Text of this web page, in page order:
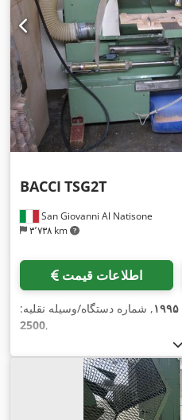
San Giovanni Al Natisone
۳٬۷۳۸ km
BACCI TSG2T
اطلاعات قیمت
۱۹۹۵, شماره دستگاه/وسیله نقلیه:
2500,